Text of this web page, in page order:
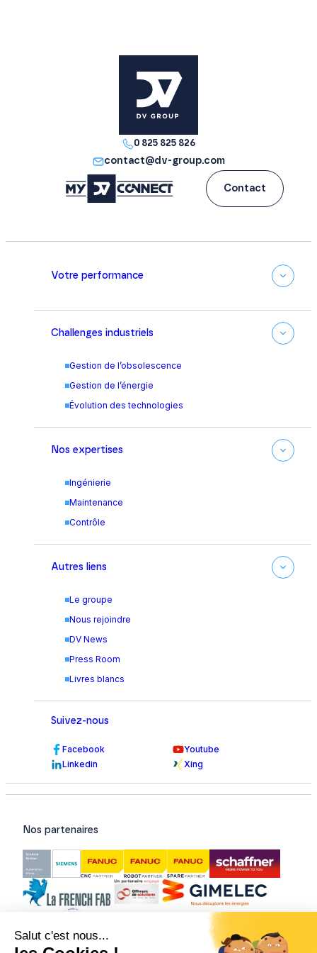
0 825 825 826
contact@dv-group.com
Contact
Votre performance
Challenges industriels
Gestion de l’obsolescence
Gestion de l’énergie
Évolution des technologies
Nos expertises
Ingénierie
Maintenance
Contrôle
Autres liens
Le groupe
Nous rejoindre
DV News
Press Room
Livres blancs
Suivez-nous
Facebook
Youtube
Linkedin
Xing
Nos partenaires